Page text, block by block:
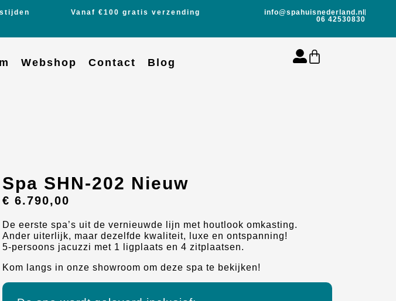
Vanaf €100 gratis verzending
info@spahuisnederland.nl
06 42530830
Webshop Contact Blog
Spa SHN-202 Nieuw
€ 6.790,00
De eerste spa’s uit de vernieuwde lijn met houtlook omkasting.
Ander uiterlijk, maar dezelfde kwaliteit, luxe en ontspanning!
5-persoons jacuzzi met 1 ligplaats en 4 zitplaatsen.
Kom langs in onze showroom om deze spa te bekijken!